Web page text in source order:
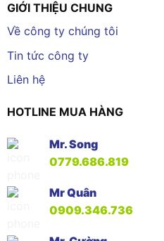
GIỚI THIỆU CHUNG
Về công ty chúng tôi
Tin tức công ty
Liên hệ
HOTLINE MUA HÀNG
Mr. Song
0779.686.819
Mr Quân
0909.346.736